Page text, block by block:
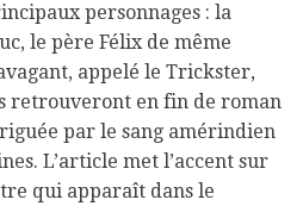
personnages : la
le père Félix de même
appelé le Trickster,
retrouveront en fin de roman
par le sang amérindien
L’article met l’accent sur
qui apparaît dans le